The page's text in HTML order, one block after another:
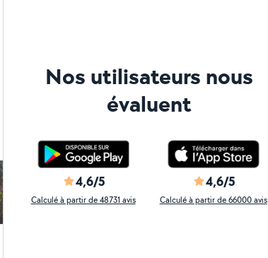
Nos utilisateurs nous
évaluent
4,6/5
Calculé à partir de 48731 avis
4,6/5
Calculé à partir de 66000 avis